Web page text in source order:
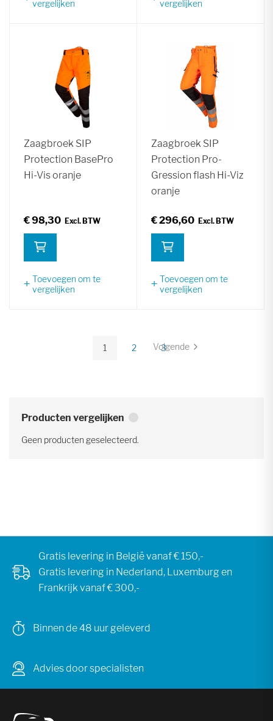
vergelijken
vergelijken
Zaagbroek SIP
Protection BasePro
Hi-Vis oranje
€ 98,30
Toevoegen om te
vergelijken
Zaagbroek SIP
Protection Pro-
Gression flash Hi-Viz
oranje
€ 296,60
Toevoegen om te
vergelijken
U
1 Pagina
2 Pagina
3 Pagina
Volgende
Producten vergelijken
Geen producten geselecteerd.
Gratis levering in België vanaf € 150,-
Gratis levering in Nederland, Luxemburg en
Frankrijk vanaf € 300,-
Binnen de 48 uur geleverd
Advies door specialisten